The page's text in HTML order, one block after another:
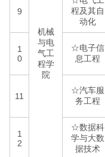
机械
与电
气工
程学
院
9
程及其自
动化
1
0
☆电子信
息工程
11
☆汽车服
务工程
1
2
☆数据科
学与大数
据技术